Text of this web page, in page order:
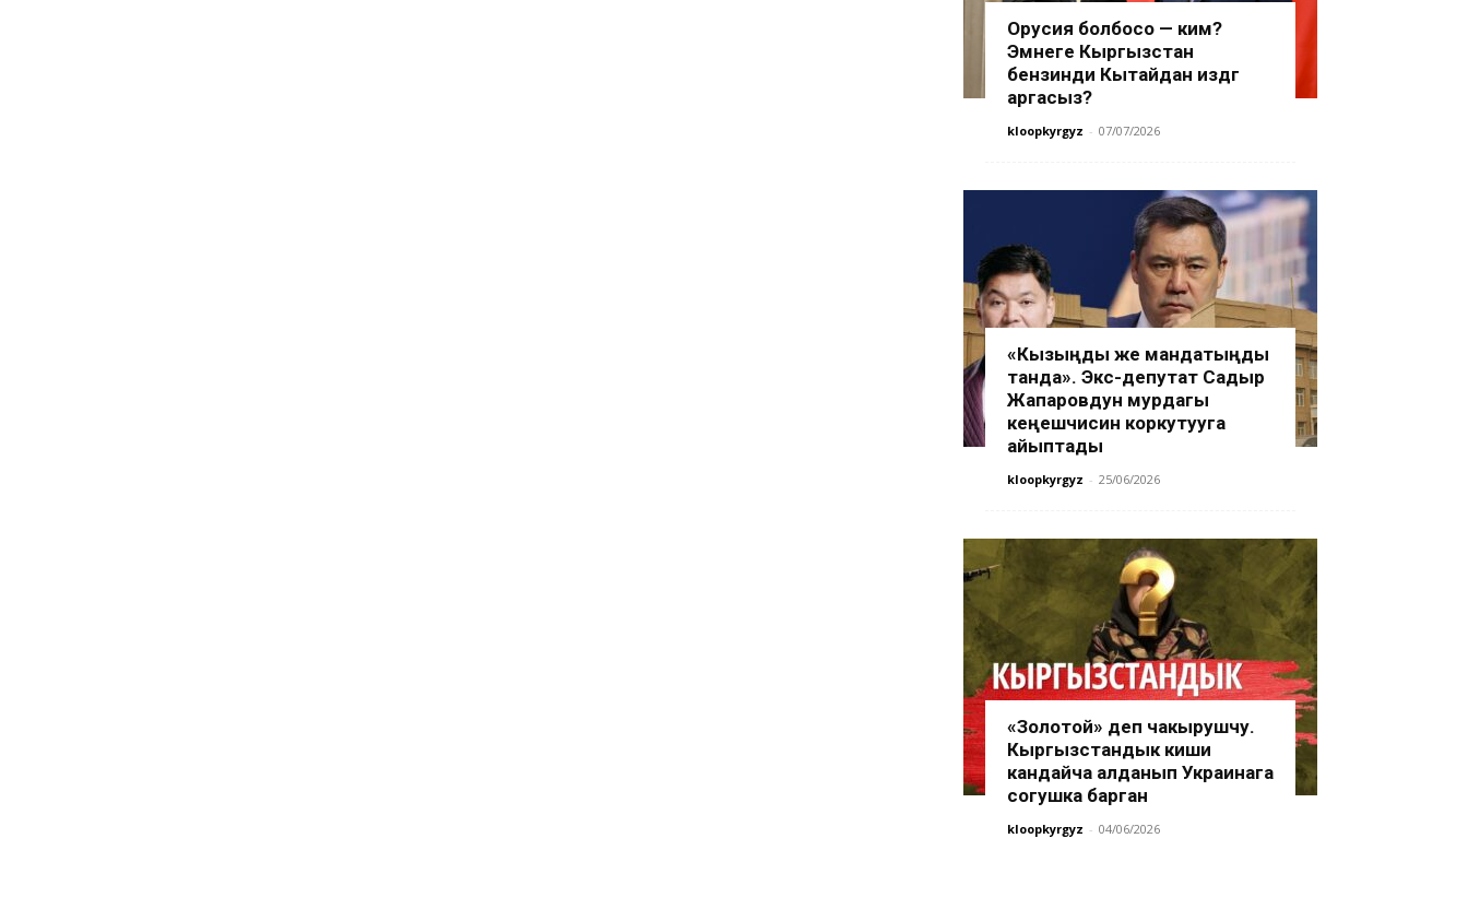
Орусия болбосо — ким?
Эмнеге Кыргызстан
бензинди Кытайдан издөөгө
аргасыз?
kloopkyrgyz - 07/07/2026
«Кызыңды же мандатыңды
танда». Экс-депутат Садыр
Жапаровдун мурдагы
кеңешчисин коркутууга
айыптады
kloopkyrgyz - 25/06/2026
«Золотой» деп чакырушчу.
Кыргызстандык киши
кандайча алданып Украинага
согушка барган
kloopkyrgyz - 04/06/2026